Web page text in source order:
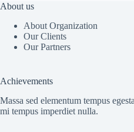
About us
About Organization
Our Clients
Our Partners
Achievements
Massa sed elementum tempus
mi tempus imperdiet nulla.